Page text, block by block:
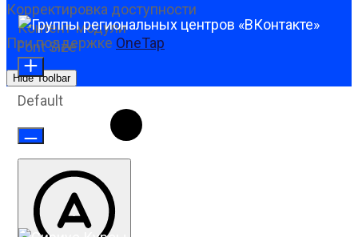
Корректировка доступности
При поддержке OneTap
Hide Toolbar
Контент-модули
Font Size
Default